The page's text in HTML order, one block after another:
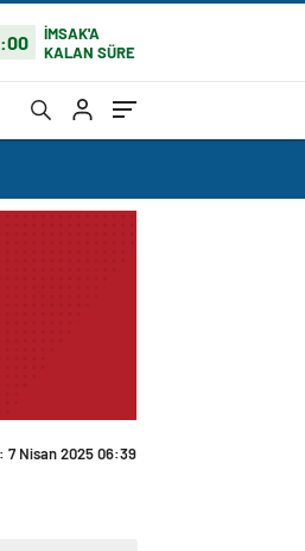
İMSAK'A
KALAN SÜRE
7 Nisan 2025 06:39